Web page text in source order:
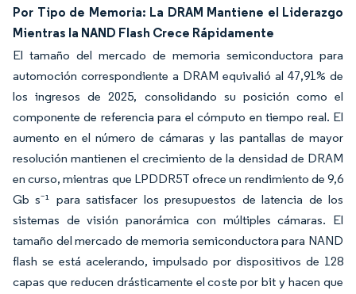
Por Tipo de Memoria: La DRAM Mantiene el Liderazgo
Mientras la NAND Flash Crece Rápidamente
El tamaño del mercado de memoria semiconductora para
automoción correspondiente a DRAM equivalió al 47,91% de
los ingresos de 2025, consolidando su posición como el
componente de referencia para el cómputo en tiempo real. El
aumento en el número de cámaras y las pantallas de mayor
resolución mantienen el crecimiento de la densidad de DRAM
en curso, mientras que LPDDR5T ofrece un rendimiento de 9,6
Gb s⁻¹ para satisfacer los presupuestos de latencia de los
sistemas de visión panorámica con múltiples cámaras. El
tamaño del mercado de memoria semiconductora para NAND
flash se está acelerando, impulsado por dispositivos de 128
capas que reducen drásticamente el coste por bit y hacen que